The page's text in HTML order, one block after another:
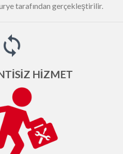
tarafından gerçekleştirilir.
HİZMET